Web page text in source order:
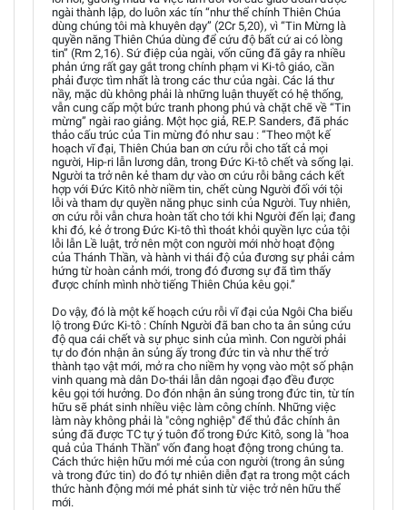
ngài thành lập, do luôn xác tín “như thể chính Thiên Chúa
dùng chúng tôi mà khuyên dạy” (2Cr 5,20), vì “Tin Mừng là
quyền năng Thiên Chúa dùng để cứu độ bất cứ ai có lòng
tin” (Rm 2,16). Sứ điệp của ngài, vốn cũng đã gây ra nhiều
phản ứng rất gay gắt trong chính phạm vi Ki-tô giáo, cần
phải được tìm nhất là trong các thư của ngài. Các lá thư
nầy, mặc dù không phải là những luận thuyết có hệ thống,
vẫn cung cấp một bức tranh phong phú và chặt chẽ về “Tin
mừng” ngài rao giảng. Một học giả, RE.P. Sanders, đã phác
thảo cấu trúc của Tin mừng đó như sau : “Theo một kế
hoạch vĩ đại, Thiên Chúa ban ơn cứu rỗi cho tất cả mọi
người, Hip-ri lẫn lương dân, trong Đức Ki-tô chết và sống lại.
Người ta trở nên kẻ tham dự vào ơn cứu rỗi bằng cách kết
hợp với Đức Kitô nhờ niềm tin, chết cùng Người đối với tội
lỗi và tham dự quyền năng phục sinh của Người. Tuy nhiên,
ơn cứu rỗi vẫn chưa hoàn tất cho tới khi Người đến lại; đang
khi đó, kẻ ở trong Đức Ki-tô thì thoát khỏi quyền lực của tội
lỗi lẫn Lề luật, trở nên một con người mới nhờ hoạt động
của Thánh Thần, và hành vi thái độ của đương sự phải cảm
hứng từ hoàn cảnh mới, trong đó đương sự đã tìm thấy
được chính mình nhờ tiếng Thiên Chúa kêu gọi.”
Do vậy, đó là một kế hoạch cứu rỗi vĩ đại của Ngôi Cha biểu
lộ trong Đức Ki-tô : Chính Người đã ban cho ta ân sủng cứu
độ qua cái chết và sự phục sinh của mình. Con người phải
tự do đón nhận ân sủng ấy trong đức tin và như thế trở
thành tạo vật mới, mở ra cho niềm hy vọng vào một số phận
vinh quang mà dân Do-thái lẫn dân ngoại đạo đều được
kêu gọi tới hưởng. Do đón nhận ân sủng trong đức tin, từ tín
hữu sẽ phát sinh nhiều việc làm công chính. Những việc
làm này không phải là "công nghiệp" để thủ đắc chính ân
sủng đã được TC tự ý tuôn đổ trong Đức Kitô, song là "hoa
quả của Thánh Thần" vốn đang hoạt động trong chúng ta.
Cách thức hiện hữu mới mẻ của con người (trong ân sủng
và trong đức tin) do đó tự nhiên diễn đạt ra trong một cách
thức hành động mới mẻ phát sinh từ việc trở nên hữu thể
mới.